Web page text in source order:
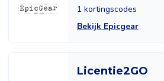
1 kortingscodes
Bekijk Epicgear
Licentie2GO